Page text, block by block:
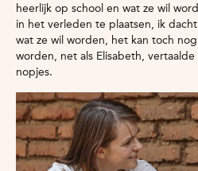
heerlijk op school en wat ze wil
in het verleden te plaatsen, ik
wat ze wil worden, het kan toch
worden, net als Elisabeth,
nopjes.